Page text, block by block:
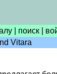
поиск
Vitara